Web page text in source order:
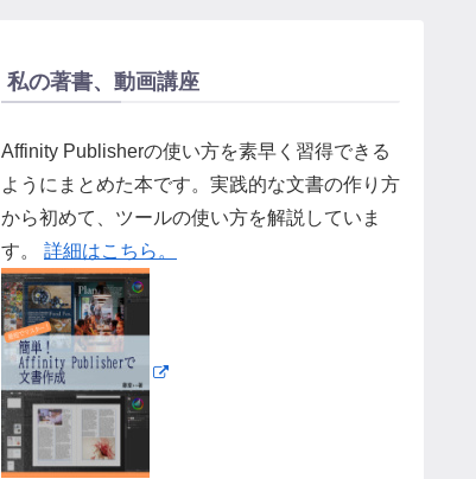
私の著書、動画講座
Affinity Publisherの使い方を素早く習得できる
ようにまとめた本です。実践的な文書の作り方
から初めて、ツールの使い方を解説していま
す。 詳細はこちら。